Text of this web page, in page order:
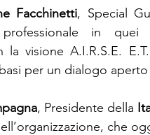
Facchinetti, Special
professionale in
la visione A.I.R.S.E.
per un dialogo
, Presidente della
che